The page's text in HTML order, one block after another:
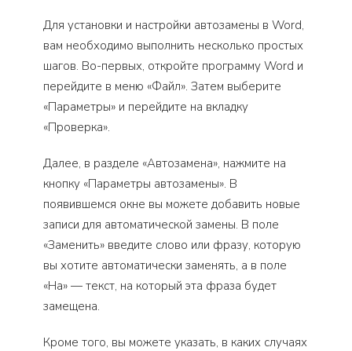
Для установки и настройки автозамены в Word,
вам необходимо выполнить несколько простых
шагов. Во-первых, откройте программу Word и
перейдите в меню «Файл». Затем выберите
«Параметры» и перейдите на вкладку
«Проверка».
Далее, в разделе «Автозамена», нажмите на
кнопку «Параметры автозамены». В
появившемся окне вы можете добавить новые
записи для автоматической замены. В поле
«Заменить» введите слово или фразу, которую
вы хотите автоматически заменять, а в поле
«На» — текст, на который эта фраза будет
замещена.
Кроме того, вы можете указать, в каких случаях